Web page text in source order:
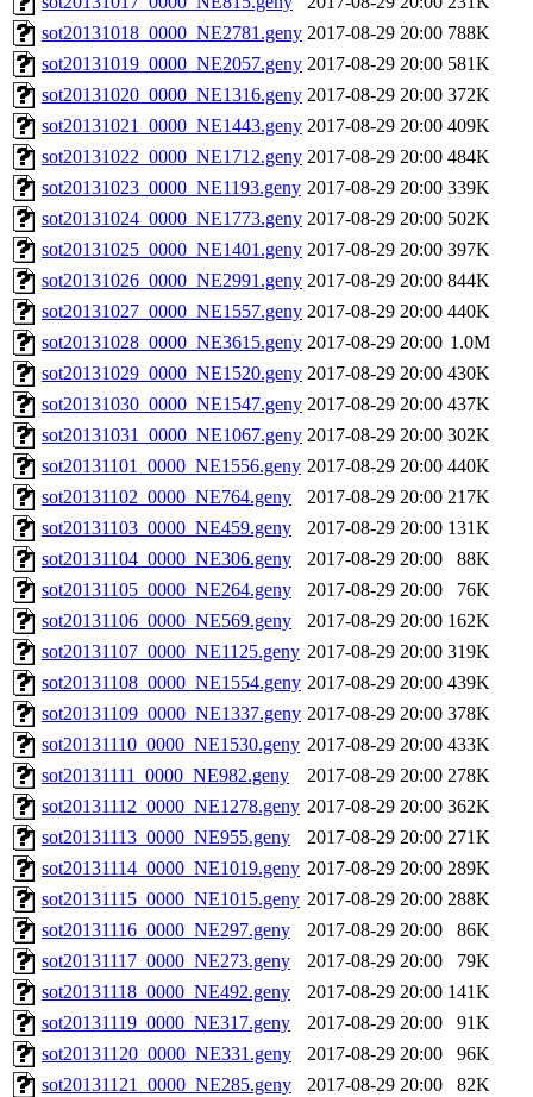
sot20131018_0000_NE2781.geny 2017-08-29 20:00 788K
sot20131019_0000_NE2057.geny 2017-08-29 20:00 581K
sot20131020_0000_NE1316.geny 2017-08-29 20:00 372K
sot20131021_0000_NE1443.geny 2017-08-29 20:00 409K
sot20131022_0000_NE1712.geny 2017-08-29 20:00 484K
sot20131023_0000_NE1193.geny 2017-08-29 20:00 339K
sot20131024_0000_NE1773.geny 2017-08-29 20:00 502K
sot20131025_0000_NE1401.geny 2017-08-29 20:00 397K
sot20131026_0000_NE2991.geny 2017-08-29 20:00 844K
sot20131027_0000_NE1557.geny 2017-08-29 20:00 440K
sot20131028_0000_NE3615.geny 2017-08-29 20:00 1.0M
sot20131029_0000_NE1520.geny 2017-08-29 20:00 430K
sot20131030_0000_NE1547.geny 2017-08-29 20:00 437K
sot20131031_0000_NE1067.geny 2017-08-29 20:00 302K
sot20131101_0000_NE1556.geny 2017-08-29 20:00 440K
sot20131102_0000_NE764.geny
2017-08-29 20:00 217K
sot20131103_0000_NE459.geny
2017-08-29 20:00 131K
sot20131104_0000_NE306.geny
2017-08-29 20:00
88K
sot20131105_0000_NE264.geny
2017-08-29 20:00
76K
sot20131106_0000_NE569.geny
2017-08-29 20:00 162K
sot20131107_0000_NE1125.geny 2017-08-29 20:00 319K
sot20131108_0000_NE1554.geny 2017-08-29 20:00 439K
sot20131109_0000_NE1337.geny 2017-08-29 20:00 378K
sot20131110_0000_NE1530.geny 2017-08-29 20:00 433K
sot20131111_0000_NE982.geny
2017-08-29 20:00 278K
sot20131112_0000_NE1278.geny 2017-08-29 20:00 362K
sot20131113_0000_NE955.geny
2017-08-29 20:00 271K
sot20131114_0000_NE1019.geny 2017-08-29 20:00 289K
sot20131115_0000_NE1015.geny 2017-08-29 20:00 288K
sot20131116_0000_NE297.geny
2017-08-29 20:00
86K
sot20131117_0000_NE273.geny
2017-08-29 20:00
79K
sot20131118_0000_NE492.geny
2017-08-29 20:00 141K
sot20131119_0000_NE317.geny
2017-08-29 20:00
91K
sot20131120_0000_NE331.geny
2017-08-29 20:00
96K
sot20131121_0000_NE285.geny
2017-08-29 20:00
82K